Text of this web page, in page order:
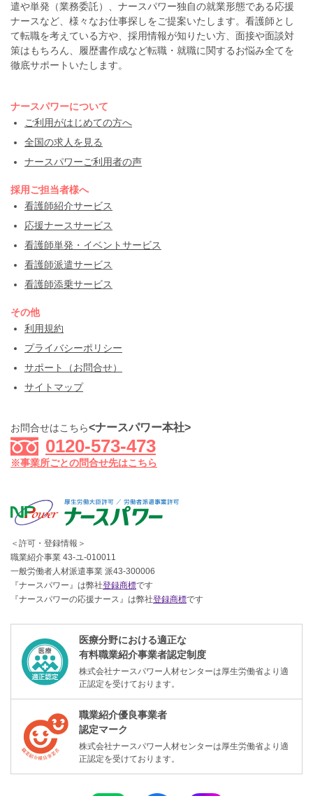
遣や単発（業務委託）、ナースパワー独自の就業形態である応援
ナースなど、様々なお仕事探しをご提案いたします。看護師とし
て転職を考えている方や、採用情報が知りたい方、面接や面談対
策はもちろん、履歴書作成など転職・就職に関するお悩み全てを
徹底サポートいたします。
ナースパワーについて
ご利用がはじめての方へ
全国の求人を見る
ナースパワーご利用者の声
採用ご担当者様へ
看護師紹介サービス
応援ナースサービス
看護師単発・イベントサービス
看護師派遣サービス
看護師添乗サービス
その他
利用規約
プライバシーポリシー
サポート（お問合せ）
サイトマップ
お問合せはこちら<ナースパワー本社>
0120-573-473
※事業所ごとの問合せ先はこちら
＜許可・登録情報＞
職業紹介事業 43-ユ-010011
一般労働者人材派遣事業 派43-300006
『ナースパワー』は弊社登録商標です
『ナースパワーの応援ナース』は弊社登録商標です
医療分野における適正な
有料職業紹介事業者認定制度
株式会社ナースパワー人材センターは厚生労働省より適
正認定を受けております。
職業紹介優良事業者
認定マーク
株式会社ナースパワー人材センターは厚生労働省より適
正認定を受けております。